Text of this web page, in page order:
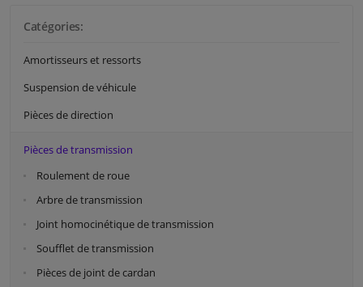
Catégories:
Amortisseurs et ressorts
Suspension de véhicule
Pièces de direction
Pièces de transmission
Roulement de roue
Arbre de transmission
Joint homocinétique de transmission
Soufflet de transmission
Pièces de joint de cardan